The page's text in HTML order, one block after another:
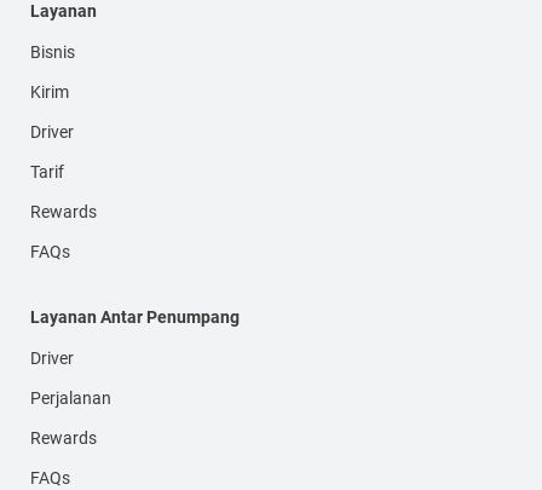
Layanan
Bisnis
Kirim
Driver
Tarif
Rewards
FAQs
Layanan Antar Penumpang
Driver
Perjalanan
Rewards
FAQs